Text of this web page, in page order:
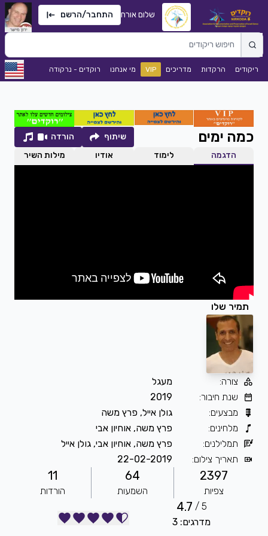
שלום אורח התחבר/הרשם
ריקודים הרקדות מדריכים VIP מי אנחנו רוקדים - נרקודה
כמה ימים שיתוף
הורדה
הדגמה
לימוד אודיו מילות השיר
תמיר שלו
צורה:
מעגל
שנת חיבור:
2019
מבצעים:
גולן אייל, פרץ משה
מלחינים:
פרץ משה, אוחיון אבי
תמלילנים:
פרץ משה, אוחיון אבי, גולן אייל
תאריך צילום:
22-02-2019
2397
צפיות
64
השמעות
11
הורדות
5 /
4.7
מדרגים: 3